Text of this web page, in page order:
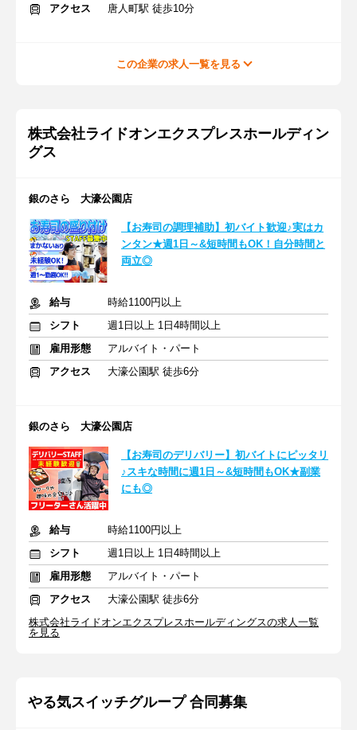
アクセス 唐人町駅 徒歩10分
この企業の求人一覧を見る
株式会社ライドオンエクスプレスホールディン
グス
銀のさら 大濠公園店
【お寿司の調理補助】初バイト歓迎♪実はカ
ンタン★週1日～&短時間もOK！自分時間と
両立◎
給与
時給1100円以上
シフト
週1日以上 1日4時間以上
雇用形態
アルバイト・パート
アクセス
大濠公園駅 徒歩6分
銀のさら 大濠公園店
【お寿司のデリバリー】初バイトにピッタリ
♪スキな時間に週1日～&短時間もOK★副業
にも◎
給与
時給1100円以上
シフト
週1日以上 1日4時間以上
雇用形態
アルバイト・パート
アクセス
大濠公園駅 徒歩6分
株式会社ライドオンエクスプレスホールディングスの求人一覧
を見る
やる気スイッチグループ 合同募集